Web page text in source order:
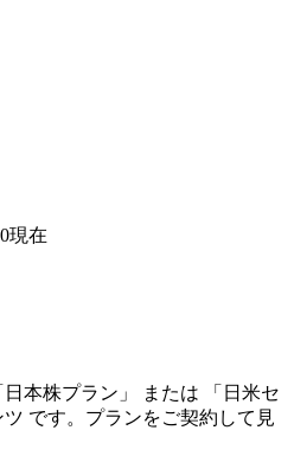
現在
日本株プラン 」 または 「 日米セ
ツ です。プランをご契約して見